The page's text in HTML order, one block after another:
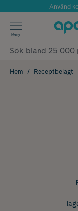
Använd
Meny
Hem Receptbelagt